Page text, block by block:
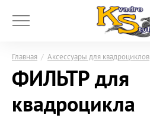
Главная / Аксессуары для квадроциклов
ФИЛЬТР для
квадроцикла